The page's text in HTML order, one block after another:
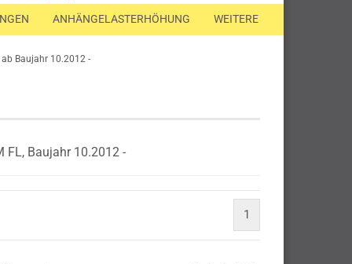
ANHÄNGELASTERHÖHUNG WEITERE
Baujahr 10.2012 -
FL, Baujahr 10.2012 -
1